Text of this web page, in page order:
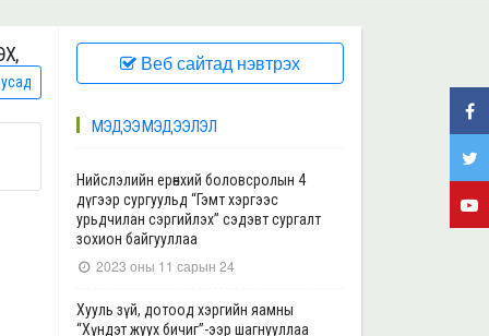
Веб сайтад нэвтрэх
МЭДЭЭ МЭДЭЭЛЭЛ
Нийслэлийн ерөнхий боловсролын 4
дүгээр сургуульд “Гэмт хэргээс
урьдчилан сэргийлэх” сэдэвт сургалт
зохион байгууллаа
2023 оны 11 сарын 24
Хууль зүй, дотоод хэргийн яамны
“Хүндэт жуух бичиг”-ээр шагнууллаа